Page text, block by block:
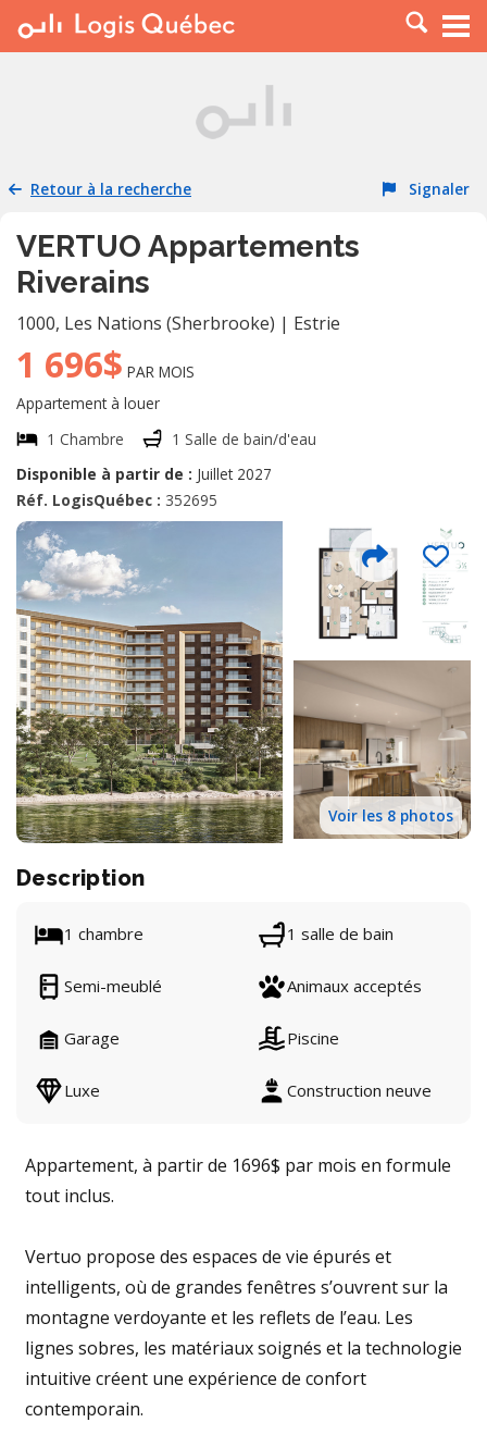
À LOUER
PLACER UNE ANNONCE
RESSOURCES
Retour à la recherche Signaler
VERTUO Appartements
Riverains
1000, Les Nations (Sherbrooke) | Estrie
1 696$ PAR MOIS
Appartement à louer
1 Chambre
1 Salle de bain/d'eau
Disponible à partir de : Juillet 2027
Réf. LogisQuébec : 352695
Voir les 8 photos
Description
1 chambre 1 salle de bain
Semi-meublé Animaux acceptés
Garage Piscine
Luxe Construction neuve
Appartement, à partir de 1696$ par mois en formule
tout inclus.
Vertuo propose des espaces de vie épurés et
intelligents, où de grandes fenêtres s’ouvrent sur la
montagne verdoyante et les reflets de l’eau. Les
lignes sobres, les matériaux soignés et la technologie
intuitive créent une expérience de confort
contemporain.